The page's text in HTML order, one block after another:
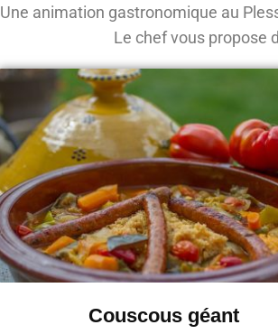
Une animation gastronomique au
Le chef vous propose
Couscous géant